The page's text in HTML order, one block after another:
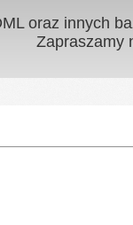
oraz innych
Zapraszamy